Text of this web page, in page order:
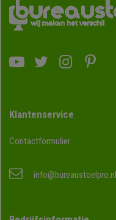
Klantenservice
Contactformulier
info@bureaustoelpro.nl